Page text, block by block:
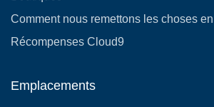
Comment nous remettons les choses
Récompenses Cloud9
Emplacements